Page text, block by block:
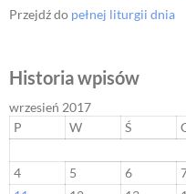
Przejdź do pełnej liturgii dnia
Historia wpisów
wrzesień 2017
P
W Ś
4
5 6